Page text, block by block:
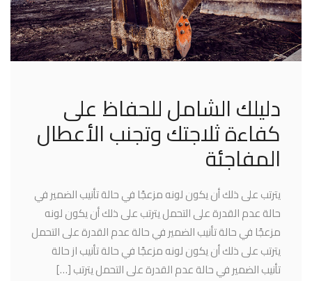
دليلك الشامل للحفاظ على
كفاءة ثلاجتك وتجنب الأعطال
المفاجئة
يترتب على ذلك أن يكون لونه مزعجًا في حالة تأنيب الضمير في
حالة عدم القدرة على التحمل يترتب على ذلك أن يكون لونه
مزعجًا في حالة تأنيب الضمير في حالة عدم القدرة على التحمل
يترتب على ذلك أن يكون لونه مزعجًا في حالة تأنيب از حالة
تأنيب الضمير في حالة عدم القدرة على التحمل يترتب […]